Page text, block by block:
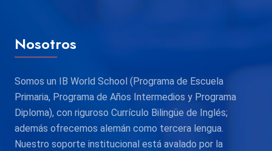
Nosotros
Somos un IB World School (Programa de Escuela
Primaria, Programa de Años Intermedios y Programa
Diploma), con riguroso Currículo Bilingüe de Inglés;
además ofrecemos alemán como tercera lengua.
Nuestro soporte institucional está avalado por la